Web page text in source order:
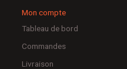
Mon compte
Tableau de bord
Commandes
Livraison